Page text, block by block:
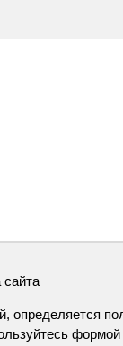
сайта
определяется
формой